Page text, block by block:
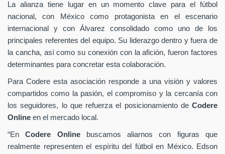
La alianza tiene lugar en un momento clave para el fútbol
nacional, con México como protagonista en el escenario
internacional y con Álvarez consolidado como uno de los
principales referentes del equipo. Su liderazgo dentro y fuera de
la cancha, así como su conexión con la afición, fueron factores
determinantes para concretar esta colaboración.
Para Codere esta asociación responde a una visión y valores
compartidos como la pasión, el compromiso y la cercanía con
los seguidores, lo que refuerza el posicionamiento de Codere
Online en el mercado local.
“EnCodere Onlinebuscamos aliarnos con figuras que
realmente representen el espíritu del fútbol en México. Edson